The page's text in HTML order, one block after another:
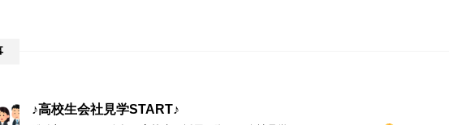
♪高校生会社見学START♪